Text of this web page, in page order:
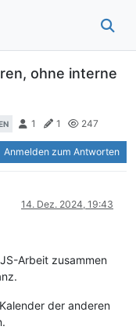
ohne interne
1 1 247
Anmelden zum Antworten
14. Dez. 2024, 19:43
Arbeit zusammen
der anderen